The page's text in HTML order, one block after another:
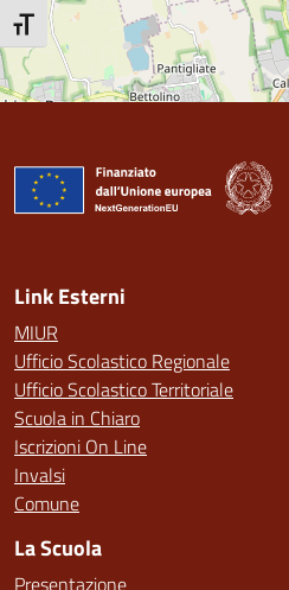
Attiva/disattiva dimensione testo
Link Esterni
MIUR
Ufficio Scolastico Regionale
Ufficio Scolastico Territoriale
Scuola in Chiaro
Iscrizioni On Line
Invalsi
Comune
La Scuola
Presentazione